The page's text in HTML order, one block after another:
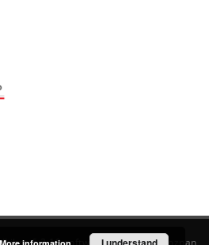
6.3.19software created by Poznan